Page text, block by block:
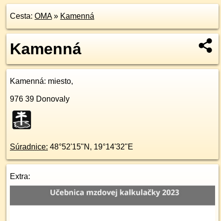
Cesta: OMA» Kamenná
Kamenná
Kamenná: miesto,
976 39 Donovaly
Súradnice: 48°52'15"N , 19°14'32"E
Extra: